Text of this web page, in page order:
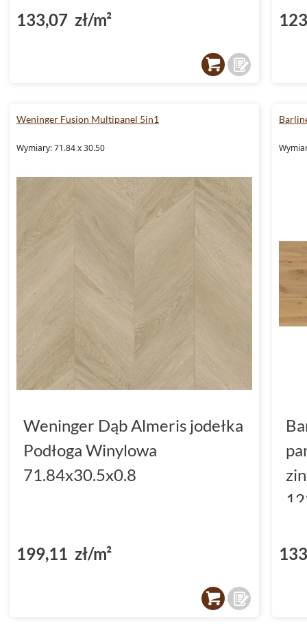
133,07 zł/m²
Weninger Fusion Multipanel 5in1
Wymiary: 71.84 x 30.50
Weninger Dąb Almeris jodełka
Podłoga Winylowa
71.84x30.5x0.8
199,11 zł/m²